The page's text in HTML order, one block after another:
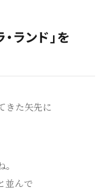
ランド」を
きた矢先に
並んで